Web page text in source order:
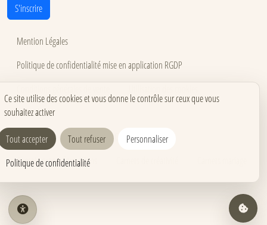
S'inscrire
Mention Légales
Politique de confidentialité mise en application RGDP
Accessibilité
Carnets pour événements
Carnets corporate
Carnets pros & formations
Ce site utilise des cookies et vous donne le contrôle sur ceux que vous
souhaitez activer
Tout accepter Tout refuser
Personnaliser
Politique de confidentialité